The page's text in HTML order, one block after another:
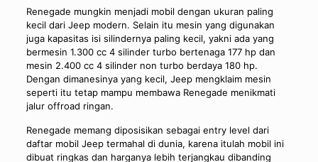
Renegade mungkin menjadi mobil dengan ukuran paling
kecil dari Jeep modern. Selain itu mesin yang digunakan
juga kapasitas isi silindernya paling kecil, yakni ada yang
bermesin 1.300 cc 4 silinder turbo bertenaga 177 hp dan
mesin 2.400 cc 4 silinder non turbo berdaya 180 hp.
Dengan dimanesinya yang kecil, Jeep mengklaim mesin
seperti itu tetap mampu membawa Renegade menikmati
jalur offroad ringan.
Renegade memang diposisikan sebagai entry level dari
daftar mobil Jeep termahal di dunia, karena itulah mobil ini
dibuat ringkas dan harganya lebih terjangkau dibanding